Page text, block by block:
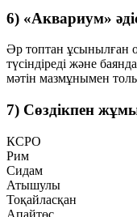
6) «Аквариум»
Әр топтан ұсынылған
түсіндіреді және
мәтін мазмұнымен
7) Сөздікпен
КСРО
Рим
Сидам
Атышулы
Тоқайласқан
Апайтөс